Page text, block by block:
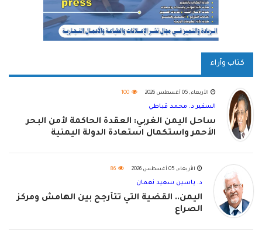
كتاب وآراء
الأربعاء, 05 أغسطس 2026 100
السفير د. محمد قباطي
ساحل اليمن الغربي: العقدة الحاكمة لأمن البحر
الأحمر واستكمال استعادة الدولة اليمنية
الأربعاء, 05 أغسطس 2026 86
د. ياسين سعيد نعمان
اليمن.. القضية التي تتأرجح بين الهامش ومركز
الصراع